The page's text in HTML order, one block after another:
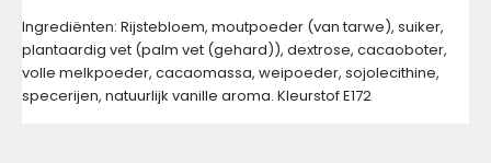
Ingrediënten: Rijstebloem, moutpoeder (van tarwe), suiker,
plantaardig vet (palm vet (gehard)), dextrose, cacaoboter,
volle melkpoeder, cacaomassa, weipoeder, sojolecithine,
specerijen, natuurlijk vanille aroma. Kleurstof E172